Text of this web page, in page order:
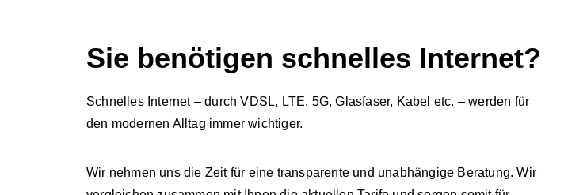
Sie benötigen schnelles Internet?
Schnelles Internet – durch VDSL, LTE, 5G, Glasfaser, Kabel etc. – werden für
den modernen Alltag immer wichtiger.
Wir nehmen uns die Zeit für eine transparente und unabhängige Beratung. Wir